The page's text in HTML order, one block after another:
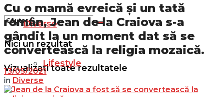
Nici un rezultat
Vizualizați toate rezultatele
Diverse
Lifestyle
Cu o mamă evreică și un tată
român, Jean de la Craiova s-a
gândit la un moment dat să se
convertească la religia mozaică.
13/05/2021
in Diverse